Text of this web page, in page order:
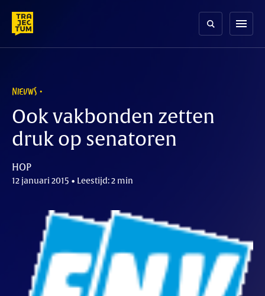
content
menu
NIEUWS
Ook vakbonden zetten
druk op senatoren
HOP
12 januari 2015 • Leestijd: 2 min